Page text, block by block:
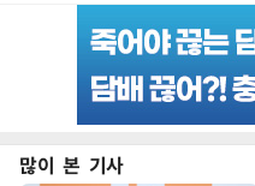
많이 본 기사